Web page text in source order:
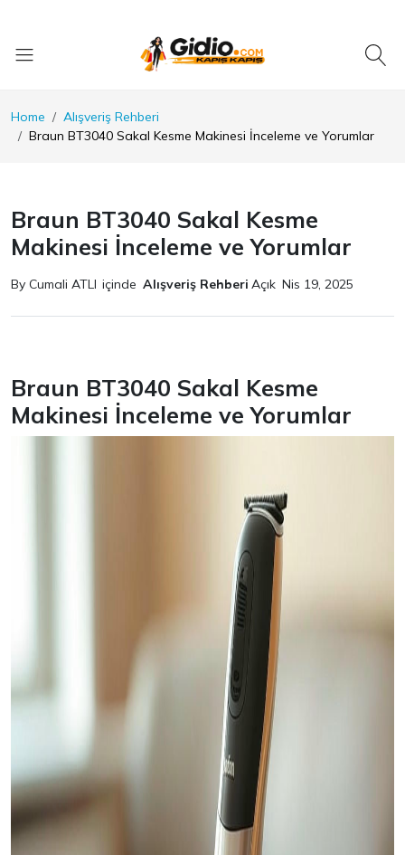
Home
Alışveriş Rehberi
Braun BT3040 Sakal Kesme Makinesi İnceleme ve Yorumlar
Braun BT3040 Sakal Kesme
Makinesi İnceleme ve Yorumlar
By Cumali ATLI içinde Alışveriş Rehberi Açık Nis 19, 2025
Braun BT3040 Sakal Kesme
Makinesi İnceleme ve Yorumlar